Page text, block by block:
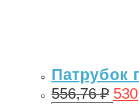
Патрубок
556,76₽